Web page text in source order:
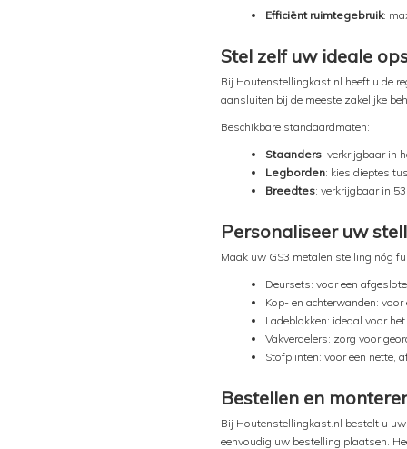
Efficiënt ruimtegebruik:
Stel zelf uw ideale
Bij Houtenstellingkast.nl heeft u de
aansluiten bij de meeste zakelijke
Beschikbare standaardmaten:
Staanders: verkrijgbaar in
Legborden: kies dieptes
Breedtes: verkrijgbaar in
Personaliseer uw
Maak uw GS3 metalen stelling nóg
Deursets: voor een
Kop- en achterwanden:
Ladeblokken: ideaal voor
Vakverdelers: zorg voor
Stofplinten: voor een nette,
Bestellen en
Bij Houtenstellingkast.nl bestelt u
eenvoudig uw bestelling plaatsen.